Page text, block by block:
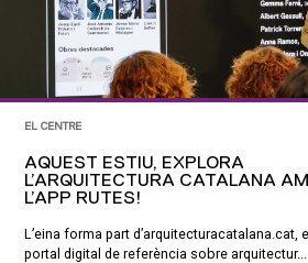
EL CENTRE
AQUEST ESTIU, EXPLORA
L’ARQUITECTURA CATALANA
L’APP RUTES!
L’eina forma part d’arquitecturacatalana.cat, el
portal digital de referència sobre arquitectur...